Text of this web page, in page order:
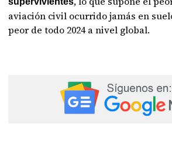
aviación civil ocurrido jamás en
peor de todo 2024 a nivel global.